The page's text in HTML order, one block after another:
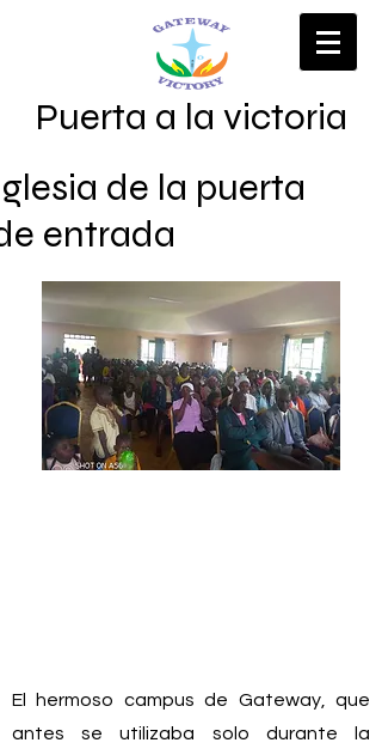
Puerta a la victoria
de la puerta
entrada
El hermoso campus de Gateway, que
antes se utilizaba solo durante la